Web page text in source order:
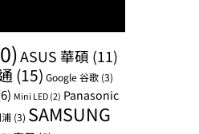
ASUS 華碩 (11)
(15) Google 谷歌 (3)
Mini LED (2) Panasonic
(3) SAMSUNG